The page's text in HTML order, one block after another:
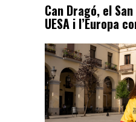
Can Dragó, el
UESA i l’Europa